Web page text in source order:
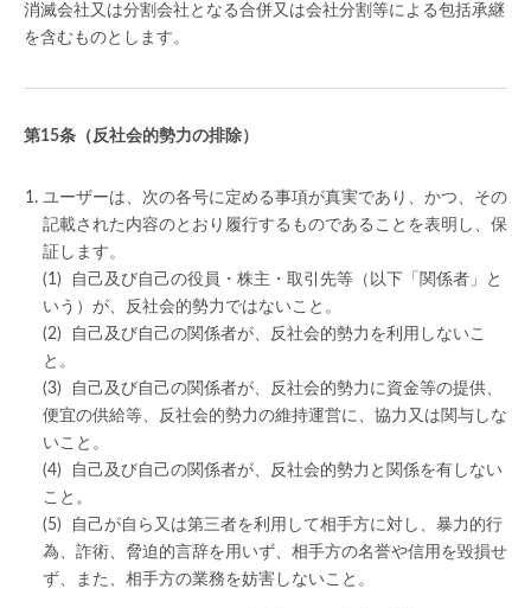
消滅会社又は分割会社となる合併又は会社分割等による包括承継
を含むものとします。
（反社会的勢力の排除）
ユーザーは、次の各号に定める事項が真実であり、かつ、その
記載された内容のとおり履行するものであることを表明し、保
証します。
自己及び自己の役員・株主・取引先等（以下「関係者」と
いう）が、反社会的勢力ではないこと。
自己及び自己の関係者が、反社会的勢力を利用しないこ
と。
自己及び自己の関係者が、反社会的勢力に資金等の提供、
便宜の供給等、反社会的勢力の維持運営に、協力又は関与しな
いこと。
自己及び自己の関係者が、反社会的勢力と関係を有しない
こと。
自己が自ら又は第三者を利用して相手方に対し、暴力的行
為、詐術、脅迫的言辞を用いず、相手方の名誉や信用を毀損せ
ず、また、相手方の業務を妨害しないこと。